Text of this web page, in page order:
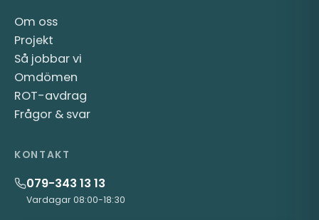
Om oss
Projekt
Så jobbar vi
Omdömen
ROT-avdrag
Frågor & svar
KONTAKT
079-343 13 13
Vardagar 08:00-18:30